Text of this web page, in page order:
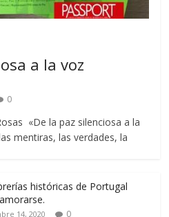
a la voz
0
«De la paz silenciosa a la
mentiras, las verdades, la
históricas de Portugal
14, 2020 0